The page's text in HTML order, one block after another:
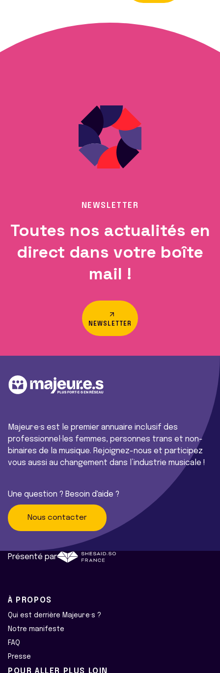
NEWSLETTER
Toutes nos actualités en
direct dans votre boîte
mail !
NEWSLETTER
Majeur·e·s est le premier annuaire inclusif des
professionnel·les femmes, personnes trans et non-
binaires de la musique. Rejoignez-nous et participez
vous aussi au changement dans l’industrie musicale !
Une question ? Besoin d'aide ?
Nous contacter
Présenté par
À PROPOS
Qui est derrière Majeur·e·s ?
Notre manifeste
FAQ
Presse
POUR ALLER PLUS LOIN